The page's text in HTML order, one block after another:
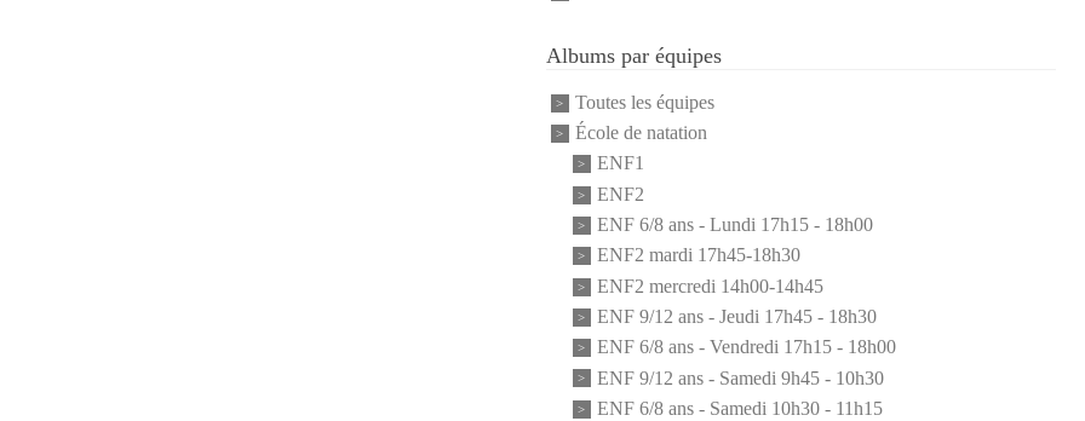
Albums par équipes
Toutes les équipes
École de natation
ENF1
ENF2
ENF 6/8 ans - Lundi 17h15 - 18h00
ENF2 mardi 17h45-18h30
ENF2 mercredi 14h00-14h45
ENF 9/12 ans - Jeudi 17h45 - 18h30
ENF 6/8 ans - Vendredi 17h15 - 18h00
ENF 9/12 ans - Samedi 9h45 - 10h30
ENF 6/8 ans - Samedi 10h30 - 11h15